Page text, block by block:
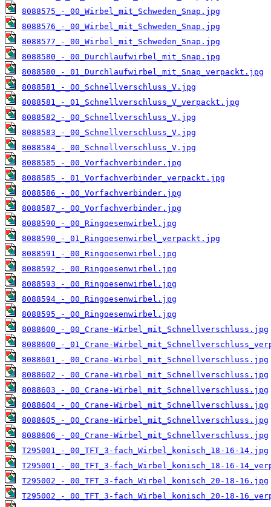
8088575_-_00_Wirbel_mit_Schweden_Snap.jpg
8088576_-_00_Wirbel_mit_Schweden_Snap.jpg
8088577_-_00_Wirbel_mit_Schweden_Snap.jpg
8088580_-_00_Durchlaufwirbel_mit_Snap.jpg
8088580_-_01_Durchlaufwirbel_mit_Snap_verpackt.jpg
8088581_-_00_Schnellverschluss_V.jpg
8088581_-_01_Schnellverschluss_V_verpackt.jpg
8088582_-_00_Schnellverschluss_V.jpg
8088583_-_00_Schnellverschluss_V.jpg
8088584_-_00_Schnellverschluss_V.jpg
8088585_-_00_Vorfachverbinder.jpg
8088585_-_01_Vorfachverbinder_verpackt.jpg
8088586_-_00_Vorfachverbinder.jpg
8088587_-_00_Vorfachverbinder.jpg
8088590_-_00_Ringoesenwirbel.jpg
8088590_-_01_Ringoesenwirbel_verpackt.jpg
8088591_-_00_Ringoesenwirbel.jpg
8088592_-_00_Ringoesenwirbel.jpg
8088593_-_00_Ringoesenwirbel.jpg
8088594_-_00_Ringoesenwirbel.jpg
8088595_-_00_Ringoesenwirbel.jpg
8088600_-_00_Crane-Wirbel_mit_Schnellverschluss.jpg
8088600_-_01_Crane-
8088601_-_00_Crane-Wirbel_mit_Schnellverschluss.jpg
8088602_-_00_Crane-Wirbel_mit_Schnellverschluss.jpg
8088603_-_00_Crane-Wirbel_mit_Schnellverschluss.jpg
8088604_-_00_Crane-Wirbel_mit_Schnellverschluss.jpg
8088605_-_00_Crane-Wirbel_mit_Schnellverschluss.jpg
8088606_-_00_Crane-Wirbel_mit_Schnellverschluss.jpg
T295001_-_00_TFT_3-fach_Wirbel_konisch_18-16-14.jpg
T295001_-_00_TFT_3-fach_Wirbel_konisch_18-16-
T295002_-_00_TFT_3-fach_Wirbel_konisch_20-18-16.jpg
T295002_-_00_TFT_3-fach_Wirbel_konisch_20-18-